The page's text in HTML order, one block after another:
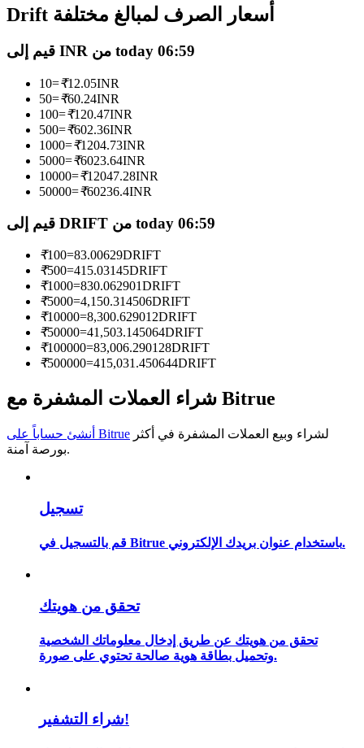
انضم إلى أفضل المتداولين
كن متداول نسخ
استمتع بتقاسم الأرباح وعمولات نسخ التداول
تحليل البيانات الضخمة بما في ذلك المعلومات التجارية، وما
دليل المبتدئين للعقود الآجلة
Drift أسعار الصرف لمبالغ مختلفة
قيم إلى INR من today 06:59
10=₹12.05INR
50=₹60.24INR
100=₹120.47INR
500=₹602.36INR
1000=₹1204.73INR
5000=₹6023.64INR
10000=₹12047.28INR
50000=₹60236.4INR
قيم إلى DRIFT من today 06:59
₹100=83.00629DRIFT
₹500=415.03145DRIFT
₹1000=830.062901DRIFT
₹5000=4,150.314506DRIFT
₹10000=8,300.629012DRIFT
₹50000=41,503.145064DRIFT
₹100000=83,006.290128DRIFT
₹500000=415,031.450644DRIFT
شراء العملات المشفرة مع Bitrue
أنشئ حساباً على Bitrue
بورصة آمنة.
تسجيل
قم بالتسجيل في Bitrue باستخدام عنوان بريدك الإلكتروني.
تحقق من هويتك
تحقق من هويتك عن طريق إدخال معلوماتك الشخصية
وتحميل بطاقة هوية صالحة تحتوي على صورة.
شراء التشفير!